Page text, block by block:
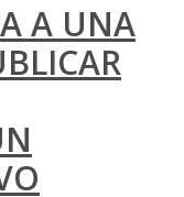
A UNA